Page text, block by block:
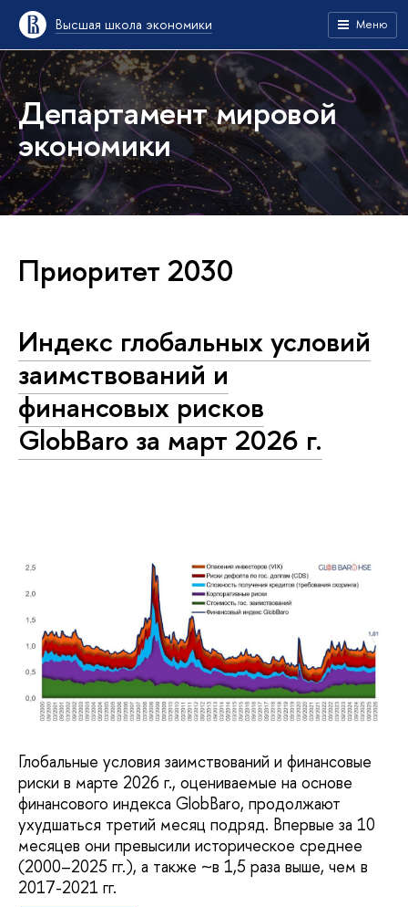
Высшая школа экономики Меню
Департамент мировой
экономики
Приоритет 2030
Индекс глобальных условий
заимствований и
финансовых рисков
GlobBaro за март 2026 г.
Глобальные условия заимствований и финансовые
риски в марте 2026 г., оцениваемые на основе
финансового индекса GlobBaro, продолжают
ухудшаться третий месяц подряд. Впервые за 10
месяцев они превысили историческое среднее
(2000–2025 гг.), а также ~в 1,5 раза выше, чем в
2017-2021 гг.